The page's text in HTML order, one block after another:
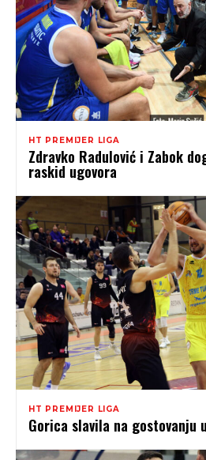
HT PREMIJER LIGA
Zdravko Radulović i Zabok
raskid ugovora
HT PREMIJER LIGA
Gorica slavila na gostovanju